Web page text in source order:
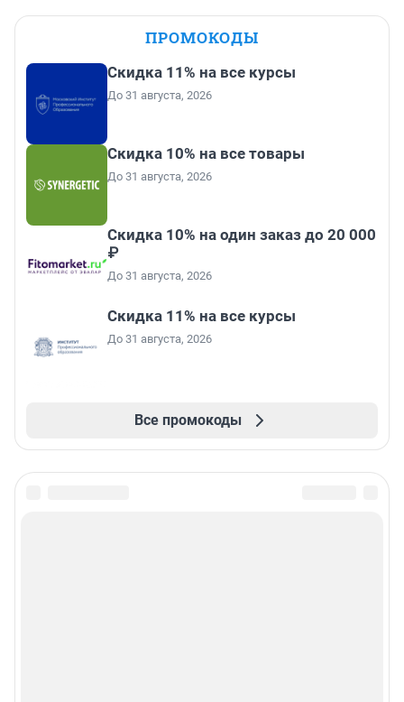
ПРОМОКОДЫ
Скидка 11% на все курсы
До 31 августа, 2026
Скидка 10% на все товары
До 31 августа, 2026
Скидка 10% на один заказ до 20 000
₽
До 31 августа, 2026
Скидка 11% на все курсы
До 31 августа, 2026
Все промокоды